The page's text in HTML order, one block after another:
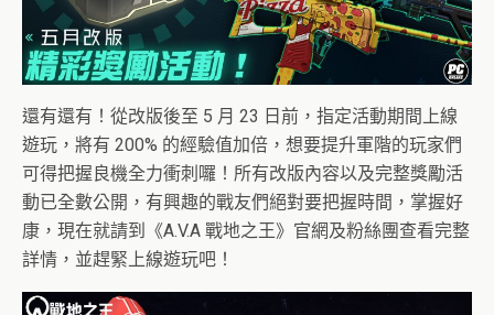
還有還有！從改版後至 5 月 23 日前，指定活動期間上線
遊玩，將有 200% 的經驗值加倍，想要提升軍階的玩家們
可得把握良機全力衝刺囉！所有改版內容以及完整獎勵活
動已全數公開，有興趣的戰友們絕對要把握時間，掌握好
康，現在就請到《A.V.A 戰地之王》官網及粉絲團查看完整
詳情，並趕緊上線遊玩吧！